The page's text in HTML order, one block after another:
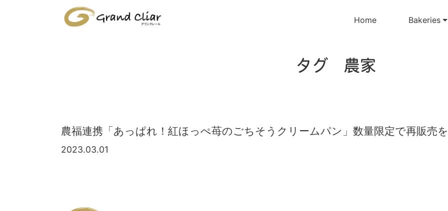
Home Bakeries
タグ 農家
農福連携「あっぱれ！紅ほっぺ苺のごちそうクリームパン」数量限定で再販売
2023.03.01